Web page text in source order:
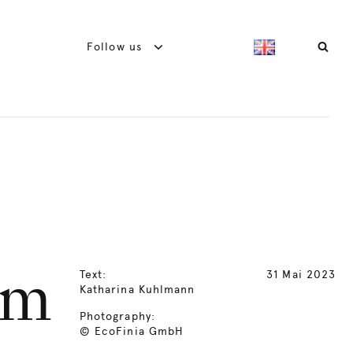
Follow us
Text:
Katharina Kuhlmann
Photography:
© EcoFinia GmbH
31 Mai 2023